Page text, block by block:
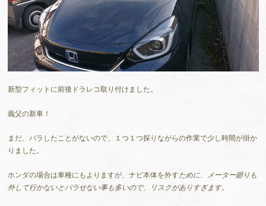
新型フィットに前後ドラレコ取り付けました。
義父の新車！
まだ、バラしたことがないので、１つ１つ探りながらの作業で少し時間が掛か
りました。
ホンダの場合は車種にもよりますが、ナビ本体を外すために、メーター廻りも
外して行かないとバラせない事も多いので、リスクがありすぎます。